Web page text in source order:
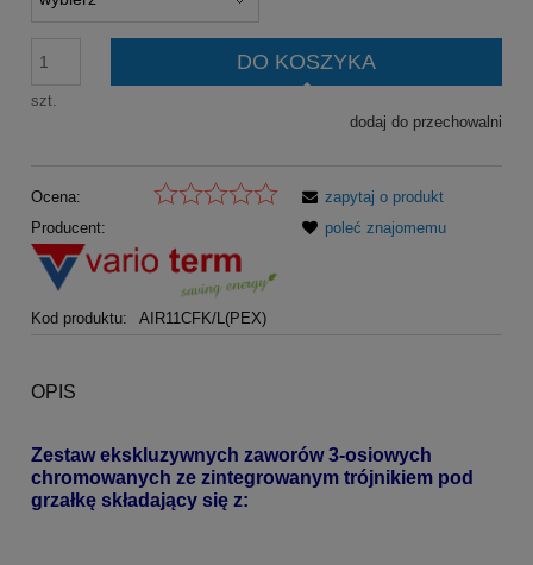
szt.
DO KOSZYKA
dodaj do przechowalni
Ocena:
Producent:
Kod produktu: AIR11CFK/L(PEX)
zapytaj o produkt
poleć znajomemu
OPIS
Zestaw ekskluzywnych zaworów 3-osiowych
chromowanych ze zintegrowanym trójnikiem pod
grzałkę składający się z: